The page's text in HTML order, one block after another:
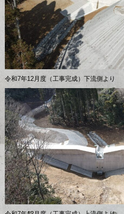
令和7年12月度（工事完成）下流側より